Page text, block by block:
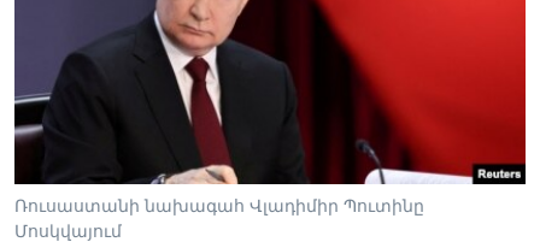
Լեզուներ
Ռուսաստանի նախագահ Վլադիմիր Պուտինը
Մոսկվայում